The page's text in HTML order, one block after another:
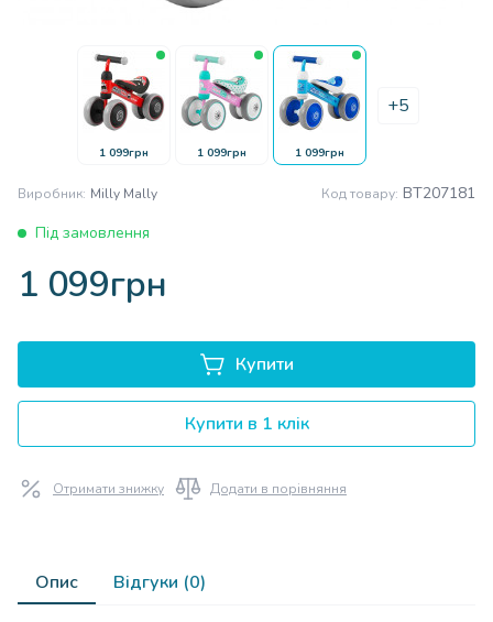
1 099грн 1 099грн 1 099грн
+5
Виробник: Milly Mally Код товару: BT207181
Під замовлення
1 099грн
Купити
Купити в 1 клік
Отримати знижку Додати в порівняння
Опис Відгуки (0)